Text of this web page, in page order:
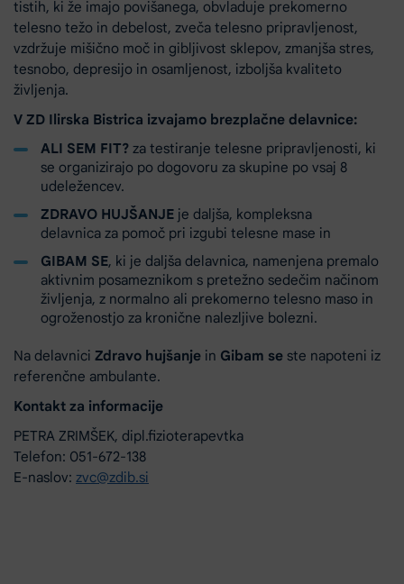
tistih, ki že imajo povišanega, obvladuje prekomerno
telesno težo in debelost, zveča telesno pripravljenost,
vzdržuje mišično moč in gibljivost sklepov, zmanjša stres,
tesnobo, depresijo in osamljenost, izboljša kvaliteto
življenja.
V ZD Ilirska Bistrica izvajamo brezplačne delavnice:
​ALI SEM FIT? za testiranje telesne pripravljenosti, ki
se organizirajo po dogovoru za skupine po vsaj 8
udeležencev.
​ZDRAVO HUJŠANJE je daljša, kompleksna
delavnica za pomoč pri izgubi telesne mase in
GIBAM SE, ki je daljša delavnica, namenjena premalo
aktivnim posameznikom s pretežno sedečim načinom
življenja, z normalno ali prekomerno telesno maso in
ogroženostjo za kronične nalezljive bolezni.
Na delavnici Zdravo hujšanje in Gibam se ste napoteni iz
referenčne ambulante.
Kontakt za informacije
PETRA ZRIMŠEK, dipl.fizioterapevtka
Telefon: 051-672-138
E-naslov: zvc@zdib.si